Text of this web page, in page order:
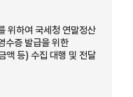
위하여 국세청 연말정산
수증 발급을 위한
액 등) 수집 대행 및 전달